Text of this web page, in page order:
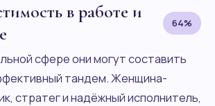
в работе и
64%
сфере они могут составить
тандем. Женщина-
стратег и надёжный исполнитель,